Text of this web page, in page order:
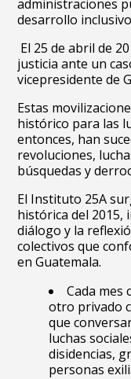
administraciones
desarrollo
El 25 de abril de
justicia ante un
vicepresidente de
Estas
histórico para las
entonces, han
revoluciones,
búsquedas y
El Instituto 25A
histórica del 2015,
diálogo y la
colectivos que
en Guatemala.
Cada mes
otro privado
que
luchas
disidencias,
personas